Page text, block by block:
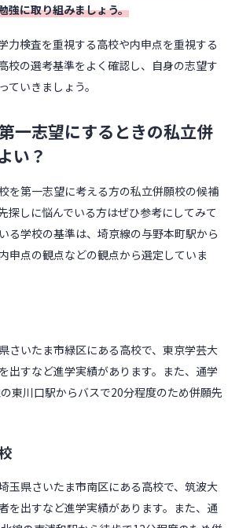
強に取り組みましょう。
力検査を重視する高校や内申点を重視する
校の選考基準をよく確認し、自身の志望す
ていきましょう。
一志望にするときの私立併
い？
を第一志望に考える方の私立併願校の候補
探しに悩んでいる方はぜひ参考にしてみて
る学校の基準は、埼京線の与野本町駅から
申点の観点などの観点から選定していま
さいたま市緑区にある高校で、東京学芸大
出すなど進学実績があります。また、通学
東川口駅からバスで20分程度のため併願先
玉県さいたま市南区にある高校で、筑波大
を出すなど進学実績があります。また、通